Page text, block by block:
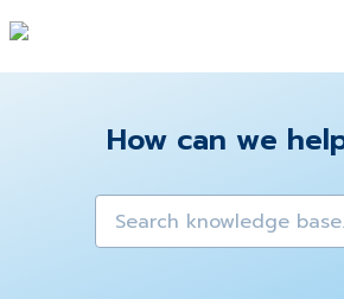
How can we